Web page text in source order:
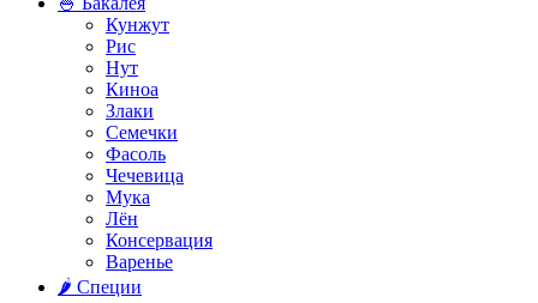
Кунжут
Рис
Нут
Киноа
Злаки
Семечки
Фасоль
Чечевица
Мука
Лён
Консервация
Варенье
🌶️ Специи